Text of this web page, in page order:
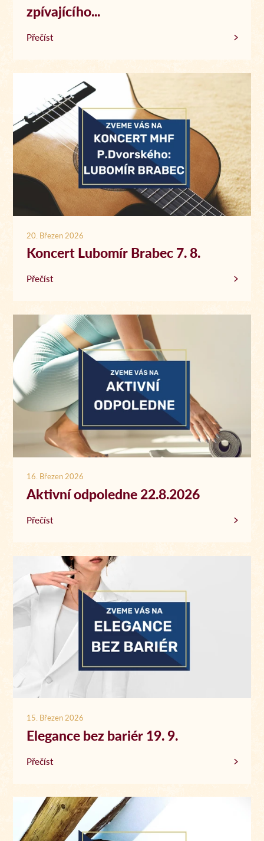
zpívajícího...
Přečíst
20. Březen 2026
Koncert Lubomír Brabec 7. 8.
Přečíst
16. Březen 2026
Aktivní odpoledne 22.8.2026
Přečíst
15. Březen 2026
Elegance bez bariér 19. 9.
Přečíst